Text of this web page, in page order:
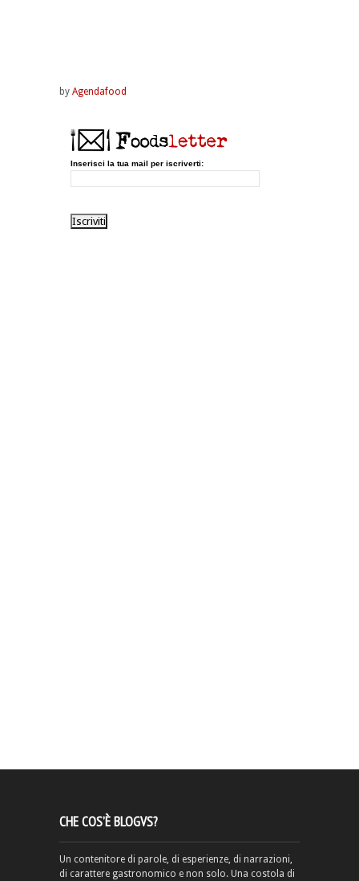
by Agendafood
Inserisci la tua mail per iscriverti:
CHE COS’È BLOGVS?
Un contenitore di parole, di esperienze, di narrazioni,
di carattere gastronomico e non solo. Una costola di